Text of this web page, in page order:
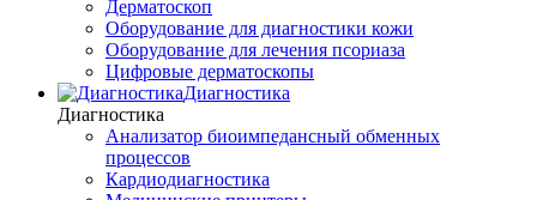
Дерматоскоп
Оборудование для диагностики кожи
Оборудование для лечения псориаза
Цифровые дерматоскопы
Диагностика
Диагностика
Анализатор биоимпедансный обменных
процессов
Кардиодиагностика